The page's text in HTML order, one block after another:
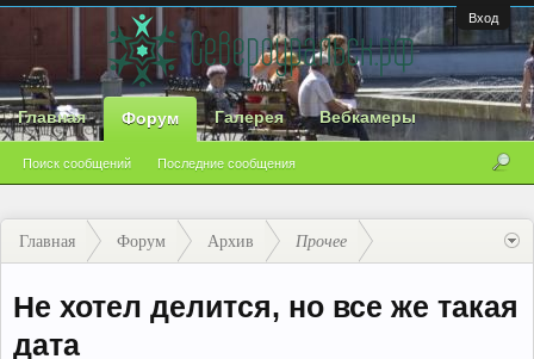
Вход
Главная Форум
Поиск сообщений Последние сообщения
Галерея Вебкамеры
Главная Форум Архив Прочее
Не хотел делится, но все же такая
дата